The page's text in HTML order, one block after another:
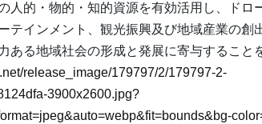
的・物的・知的資源を有効活用し、ドロ
テインメント、観光振興及び地域産業の創
ある地域社会の形成と発展に寄与すること
release_image/179797/2/179797-2-
3900x2600.jpg?